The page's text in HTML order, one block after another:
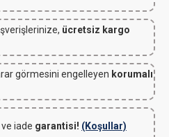
ücretsiz kargo
görmesini engelleyen korumalı
iade garantisi! (Koşullar)